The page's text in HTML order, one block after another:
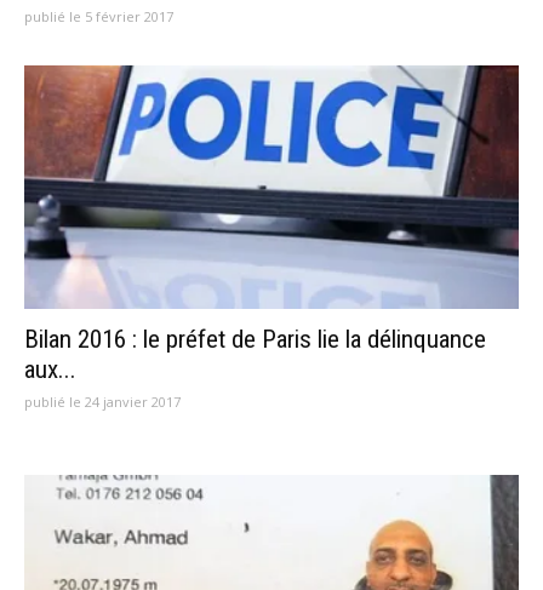
publié le 5 février 2017
Bilan 2016 : le préfet de Paris lie la délinquance
aux...
publié le 24 janvier 2017